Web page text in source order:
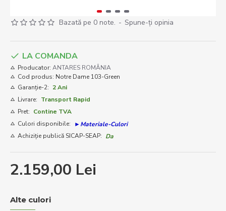
Bazată pe 0 note. - Spune-ţi opinia
2.159,00 Lei
LA COMANDA
Producator: ANTARES ROMÂNIA
Cod produs: Notre Dame 103-Green
Garanție-2: 2 Ani
Livrare: Transport Rapid
Pret: Contine TVA
Culori disponibile:
►Materiale-Culori
Achiziție publică SICAP-SEAP: Da
Alte culori